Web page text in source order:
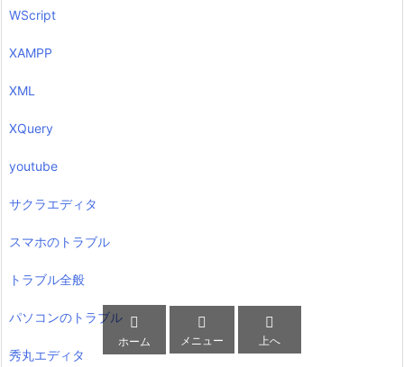
WScript
XAMPP
XML
XQuery
youtube
サクラエディタ
スマホのトラブル
トラブル全般
パソコンのトラブル
秀丸エディタ

ホーム

メニュー

上へ